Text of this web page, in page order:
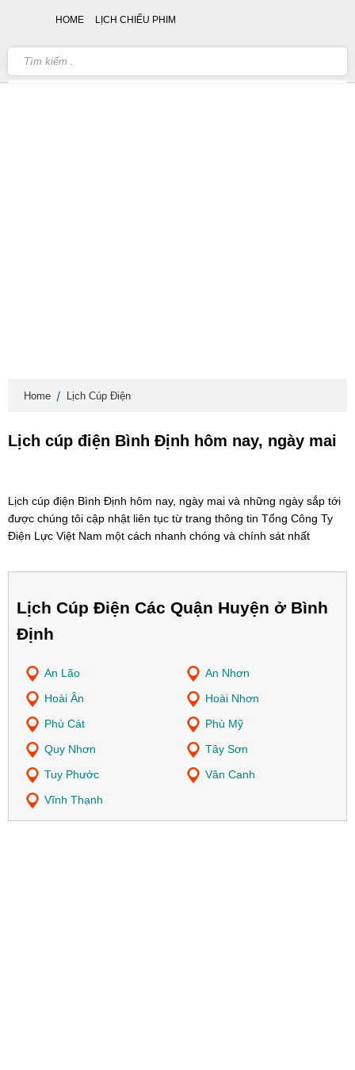
Home Lịch Cúp Điện
Lịch cúp điện Bình Định hôm nay, ngày mai
Lịch cúp điện Bình Định hôm nay, ngày mai và những ngày sắp tới
được chúng tôi cập nhật liên tục từ trang thông tin Tổng Công Ty
Điện Lực Việt Nam một cách nhanh chóng và chính sát nhất
Lịch Cúp Điện Các Quận Huyện ở Bình
Định
An Lão
An Nhơn
Hoài Ân
Hoài Nhơn
Phù Cát
Phù Mỹ
Quy Nhơn
Tây Sơn
Tuy Phước
Vân Canh
Vĩnh Thạnh
HOME LỊCH CHIẾU PHIM